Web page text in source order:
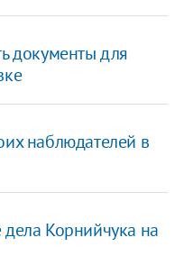
документы для
наблюдателей в
Корнийчука на